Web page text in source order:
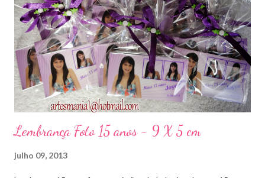
Lembrança Foto 15 anos - 9 X 5 cm
julho 09, 2013